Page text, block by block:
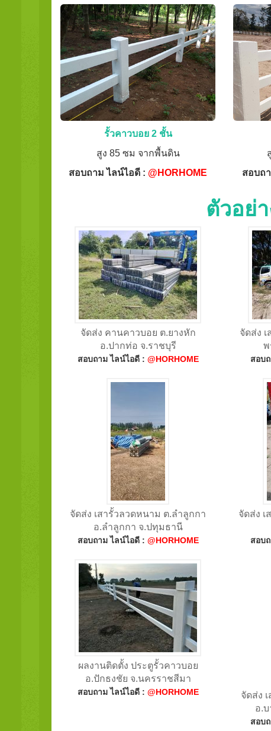
รั้วคาวบอย 2 ชั้น
สูง 85 ซม จากพื้นดิน
สอบถาม ไลน์ไอดี : @HORHOME
สอบถ
ตัวอย่
จัดส่ง คานคาวบอย ต.ยางหัก
อ.ปากท่อ จ.ราชบุรี
สอบถาม ไลน์ไอดี : @HORHOME
จัดส่ง
พ
สอบ
จัดส่ง เสารั้วลวดหนาม ต.ลำลูกกา
อ.ลำลูกกา จ.ปทุมธานี
สอบถาม ไลน์ไอดี : @HORHOME
จัดส่ง
สอบ
ผลงานติดตั้ง ประตูรั้วคาวบอย
อ.ปักธงชัย จ.นครราชสีมา
สอบถาม ไลน์ไอดี : @HORHOME
จัดส่ง
อ.
สอบ